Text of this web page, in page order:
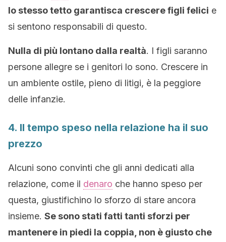
lo stesso tetto garantisca crescere figli felici e
si sentono responsabili di questo.
Nulla di più lontano dalla realtà. I figli saranno
persone allegre se i genitori lo sono. Crescere in
un ambiente ostile, pieno di litigi, è la peggiore
delle infanzie.
4. Il tempo speso nella relazione ha il suo
prezzo
Alcuni sono convinti che gli anni dedicati alla
relazione, come il denaro che hanno speso per
questa, giustifichino lo sforzo di stare ancora
insieme. Se sono stati fatti tanti sforzi per
mantenere in piedi la coppia, non è giusto che